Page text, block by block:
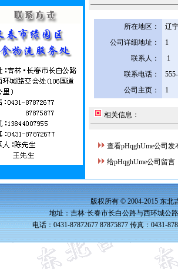
所在地区：
辽
公司详细地址：
1
联系人：
1
联系电话：
公司主页：
1
相关信息：
查看pHqghUme公司发
给pHqghUme公司留言
版权所有 © 2004-2015 东北
地址：吉林·长春市长白公路与西环城公
电话：0431-87872677 87875877 传真：0431-